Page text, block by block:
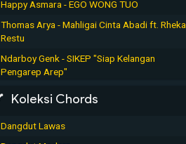
Happy Asmara - EGO WONG TUO
Thomas Arya - Mahligai Cinta Abadi ft. Rheka
Restu
Ndarboy Genk - SIKEP "Siap Kelangan
Pengarep Arep"
Koleksi Chords
Dangdut Lawas